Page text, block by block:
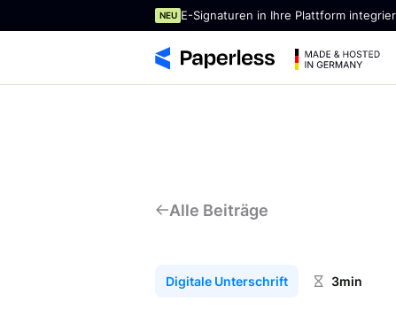
NEU E-Signaturen in Ihre Plattform
Alle Beiträge
Digitale Unterschrift 3min